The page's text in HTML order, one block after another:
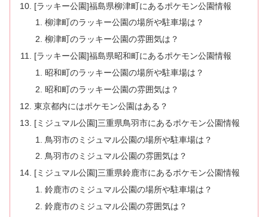
[ラッキー公園]福島県柳津町にあるポケモン公園情報
柳津町のラッキー公園の場所や駐車場は？
柳津町のラッキー公園の雰囲気は？
[ラッキー公園]福島県昭和町にあるポケモン公園情報
昭和町のラッキー公園の場所や駐車場は？
昭和町のラッキー公園の雰囲気は？
東京都内にはポケモン公園はある？
[ミジュマル公園]三重県鳥羽市にあるポケモン公園情報
鳥羽市のミジュマル公園の場所や駐車場は？
鳥羽市のミジュマル公園の雰囲気は？
[ミジュマル公園]三重県鈴鹿市にあるポケモン公園情報
鈴鹿市のミジュマル公園の場所や駐車場は？
鈴鹿市のミジュマル公園の雰囲気は？